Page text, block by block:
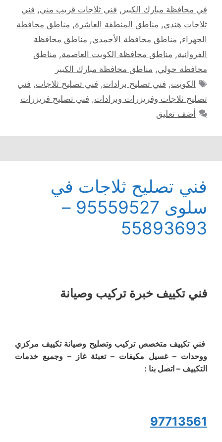
في محافظة مبارك الكبير , فني ثلاجات قريب مني, فني
ثلاجات هندي, مناطق المنطقة العاشرة, مناطق محافطة
الجهراء, مناطق محافظة الأحمدي, مناطق محافظة
الفروانية, مناطق محافظة الكويت العاصمة, مناطق
محافظة حولي, مناطق محافظة مبارك الكبير
الوسوم
الكويت, فني تصليح برادات, فني تصليح ثلاجات, فني
تصليح ثلاجات وفريزرات وبرادات, فني تصليح فريزرات
أضف تعليق
فني تصليح ثلاجات في
سلوى 95559527 –
55893693
فني تكييف خبرة تركيب وصيانة
فني تكييف متخصص تركيب وتصليح وصيانة تكييف مركزي
ووحدات – غسيل مكيفات – تعبئة غاز – وجميع خدمات
التكييف – اتصل بنا :
97713561